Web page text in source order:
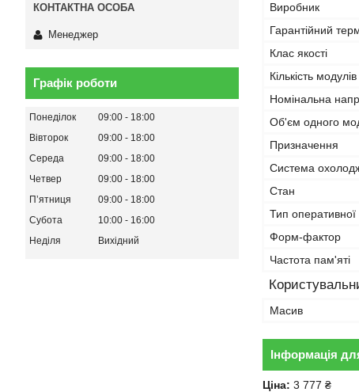
Виробник
Гарантійний
Клас якості
Кількість
Номінальна
Об'єм одного
Призначення
Система
Стан
Тип оперативної
Форм-фактор
Частота пам'яті
Масив
Інформація
Ціна: 3 777 ₴
Менеджер
Графік роботи
Понеділок 09:00
18:00
Вівторок
09:00
18:00
Середа
09:00
18:00
Четвер
09:00
18:00
Пʼятниця
09:00
18:00
Субота
10:00
16:00
Неділя
Вихідний